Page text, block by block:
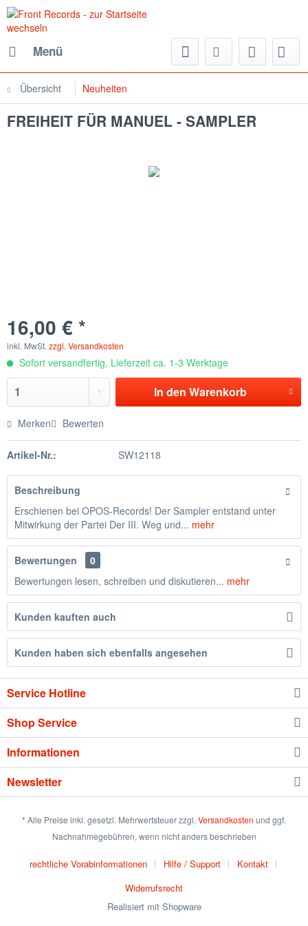
Menü
Übersicht Neuheiten
FREIHEIT FÜR MANUEL - SAMPLER
16,00 € *
inkl. MwSt. zzgl. Versandkosten
Sofort versandfertig, Lieferzeit ca. 1-3 Werktage
In den Warenkorb
Merken Bewerten
Artikel-Nr.: SW12118
Beschreibung
Erschienen bei OPOS-Records! Der Sampler entstand unter
Mitwirkung der Partei Der III. Weg und... mehr
Bewertungen
0
Bewertungen lesen, schreiben und diskutieren... mehr
Kunden kauften auch
Kunden haben sich ebenfalls angesehen
Service Hotline
Shop Service
Informationen
Newsletter
* Alle Preise inkl. gesetzl. Mehrwertsteuer zzgl. Versandkosten und ggf.
Nachnahmegebühren, wenn nicht anders beschrieben
rechtliche Vorabinformationen Hilfe / Support
Kontakt
Widerrufsrecht
Realisiert mit Shopware